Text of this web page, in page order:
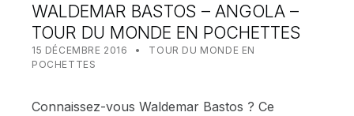
WALDEMAR BASTOS – ANGOLA –
TOUR DU MONDE EN POCHETTES
POSTED ON:
15 DÉCEMBRE 2016 WRITTEN BY:
MEALIN
CATEGORIZED IN:
TOUR DU MONDE EN
POCHETTES
Connaissez-vous Waldemar Bastos ? Ce